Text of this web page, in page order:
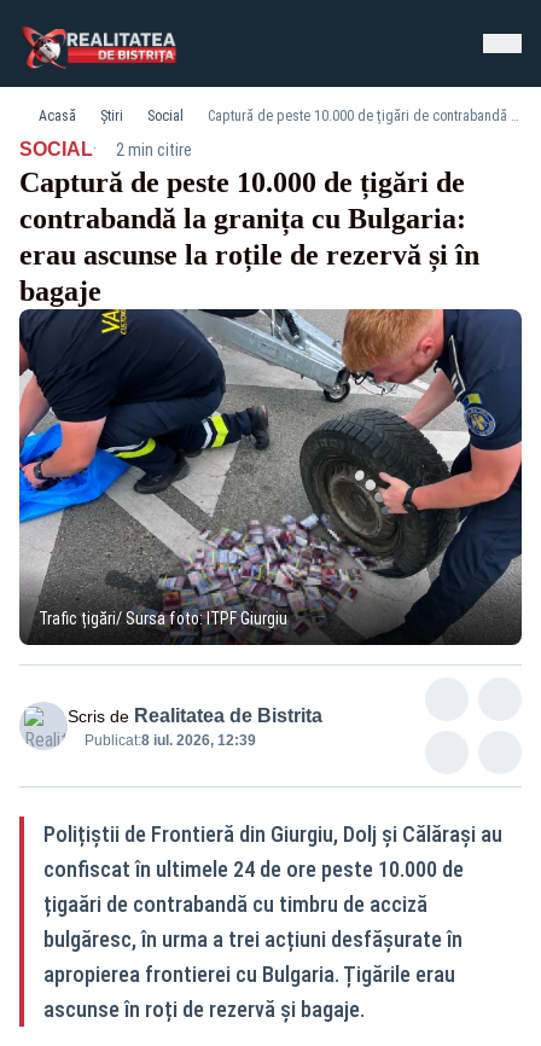
Acasă Știri Social Captură de peste 10.000 de țigări de contrabandă la granița cu Bulgaria: erau ascunse la roțile de rezervă și în bagaje
SOCIAL· 2 min citire
Captură de peste 10.000 de țigări de
contrabandă la granița cu Bulgaria:
erau ascunse la roțile de rezervă și în
bagaje
Trafic țigări/ Sursa foto: ITPF Giurgiu
Scris de Realitatea de Bistrita
Publicat:8 iul. 2026, 12:39
Polițiștii de Frontieră din Giurgiu, Dolj și Călărași au
confiscat în ultimele 24 de ore peste 10.000 de
țigaări de contrabandă cu timbru de acciză
bulgăresc, în urma a trei acțiuni desfășurate în
apropierea frontierei cu Bulgaria. Țigările erau
ascunse în roți de rezervă și bagaje.